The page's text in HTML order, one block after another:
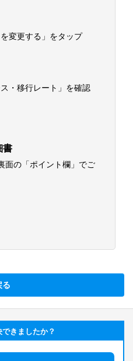
変更する」をタップ
・移行レート」を確認
書
面の「ポイント欄」でご
る
きましたか？